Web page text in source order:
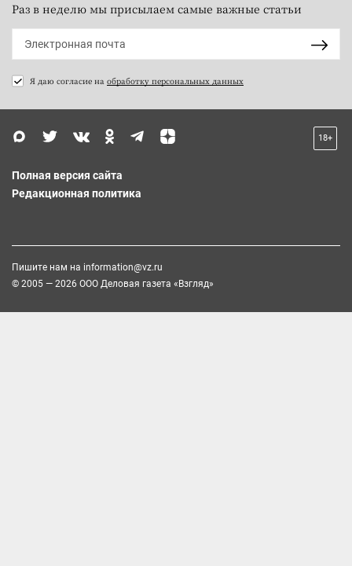
Раз в неделю мы присылаем самые важные статьи
Я даю согласие на обработку персональных данных
18+
Полная версия сайта
Редакционная политика
Пишите нам на information@vz.ru
© 2005 — 2026 ООО Деловая газета «Взгляд»